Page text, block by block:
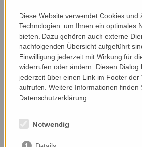
dazugesetzt hat. Und überall dort,
Streuobst findet, findet man
Extensivierung in der
mit der Hand gemacht werden
Extensivierung in jeder Form ist
Verbesserung der Artenvielfalt.
Nominiert von:
Georg Derbuch, selbstständiger
Naturpädagoge
Diese Website verwendet Cookies und
Technologien, um Ihnen ein optimales
bieten. Dazu gehören auch externe
nachfolgenden Übersicht aufgeführt
Einwilligung jederzeit mit Wirkung für
widerrufen oder ändern. Diesen Dialog
jederzeit über einen Link im Footer der
aufrufen. Weitere Informationen finden
Datenschutzerklärung.
Notwendig